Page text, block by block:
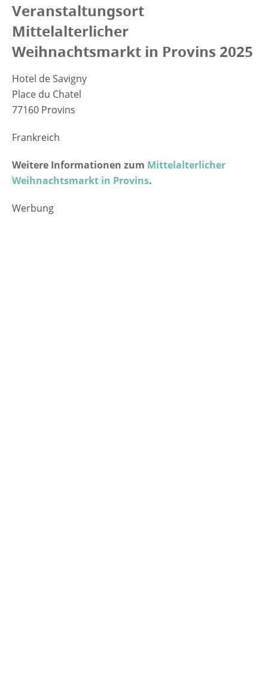
Veranstaltungsort
Mittelalterlicher
Weihnachtsmarkt in Provins 2025
Hotel de Savigny
Place du Chatel
77160 Provins
Frankreich
Weitere Informationen zum Mittelalterlicher
Weihnachtsmarkt in Provins.
Werbung